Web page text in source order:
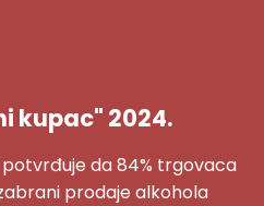
kupac" 2024.
da 84% trgovaca
prodaje alkohola